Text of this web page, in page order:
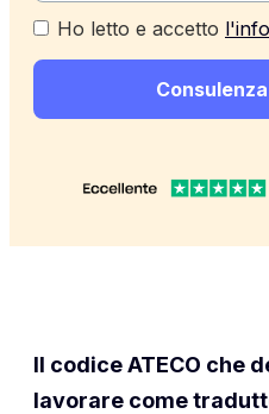
Ho letto e accetto
Il codice ATECO che
lavorare come